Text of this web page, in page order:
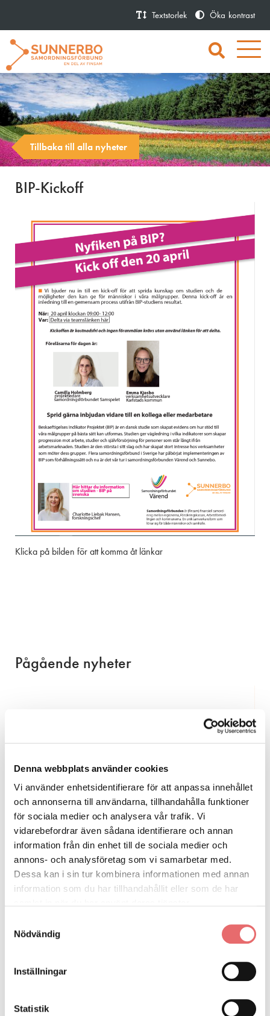
Denna webbplats använder cookies
Vi använder enhetsidentifierare för att anpassa innehållet
och annonserna till användarna, tillhandahålla funktioner
för sociala medier och analysera vår trafik. Vi
vidarebefordrar även sådana identifierare och annan
information från din enhet till de sociala medier och
annons- och analysföretag som vi samarbetar med.
Dessa kan i sin tur kombinera informationen med annan
information som du har tillhandahållit eller som de har
Nödvändig
Inställningar
Statistik
Textstorlek Öka kontrast
Tillbaka till alla nyheter
BIP-Kickoff
Klicka på bilden för att komma åt länkar
Pågående nyheter
Kom igång med Välfärdsguiden
Välkommen till ett webbinarium där du lär känna Välfärdsguiden,
en digital samhällsguide som ger dig stöd i att hitta rätt i
välfärdssystemet. Webbinariet passar till exempel dig som jobbar
som handläggare på en myndighet.